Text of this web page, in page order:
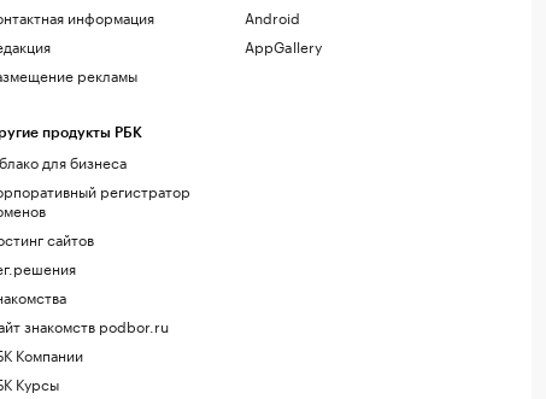
информация
рекламы
продукты РБК
для бизнеса
регистратор
сайтов
знакомств podbor.ru
Компании
Курсы
Android
AppGallery